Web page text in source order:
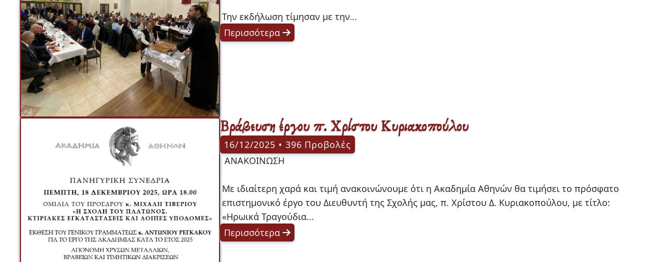
Την εκδήλωση τίμησαν με την...
Περισσότερα
Βράβευση έργου π. Χρίστου Κυριακοπούλου
16/12/2025 • 396 Προβολές
Με ιδιαίτερη χαρά και τιμή ανακοινώνουμε ότι η Ακαδημία Αθηνών θα τιμήσει το πρόσφατο
επιστημονικό έργο του Διευθυντή της Σχολής μας, π. Χρίστου Δ. Κυριακοπούλου, με τίτλο:
«Ηρωικά Τραγούδια...
Περισσότερα